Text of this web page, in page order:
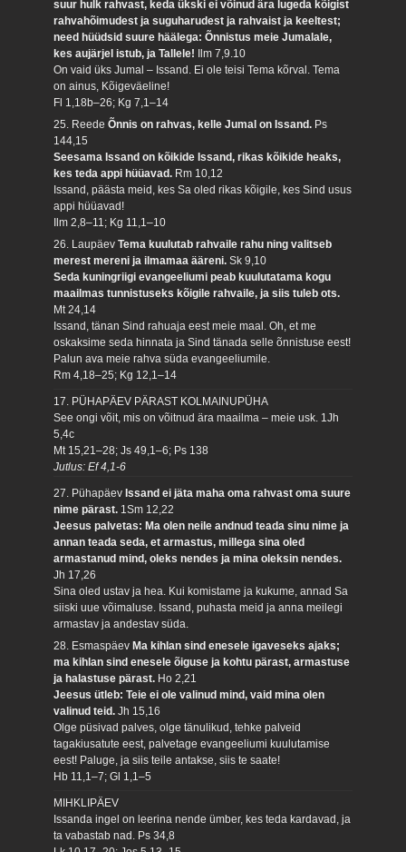
suur hulk rahvast, keda ükski ei võinud ära lugeda kõigist
rahvahõimudest ja suguharudest ja rahvaist ja keeltest;
need hüüdsid suure häälega: Õnnistus meie Jumalale,
kes aujärjel istub, ja Tallele!
Ilm 7,9.10
On vaid üks Jumal – Issand. Ei ole teisi Tema kõrval. Tema
on ainus, Kõigeväeline!
Fl 1,18b–26; Kg 7,1–14
25. ReedeÕnnis on rahvas, kelle Jumal on Issand. Ps
144,15
Seesama Issand on kõikide Issand, rikas kõikide heaks,
kes teda appi hüüavad. Rm 10,12
Issand, päästa meid, kes Sa oled rikas kõigile, kes Sind usus
appi hüüavad!
Ilm 2,8–11; Kg 11,1–10
26. LaupäevTema kuulutab rahvaile rahu ning valitseb
merest mereni ja ilmamaa ääreni.Sk 9,10
Seda kuningriigi evangeeliumi peab kuulutatama kogu
maailmas tunnistuseks kõigile rahvaile, ja siis tuleb ots.
Mt 24,14
Issand, tänan Sind rahuaja eest meie maal. Oh, et me
oskaksime seda hinnata ja Sind tänada selle õnnistuse eest!
Palun ava meie rahva süda evangeeliumile.
Rm 4,18–25; Kg 12,1–14
17. PÜHAPÄEV PÄRAST KOLMAINUPÜHA
See ongi võit, mis on võitnud ära maailma – meie usk. 1Jh
5,4c
Mt 15,21–28; Js 49,1–6; Ps 138
Jutlus: Ef 4,1-6
27. Pühapäev Issand ei jäta maha oma rahvast oma suure
nime pärast. 1Sm 12,22
Jeesus palvetas: Ma olen neile andnud teada sinu nime ja
annan teada seda, et armastus, millega sina oled
armastanud mind, oleks nendes ja mina oleksin nendes.
Jh 17,26
Sina oled ustav ja hea. Kui komistame ja kukume, annad Sa
siiski uue võimaluse. Issand, puhasta meid ja anna meilegi
armastav ja andestav süda.
28. Esmaspäev Ma kihlan sind enesele igaveseks ajaks;
ma kihlan sind enesele õiguse ja kohtu pärast, armastuse
ja halastuse pärast. Ho 2,21
Jeesus ütleb: Teie ei ole valinud mind, vaid mina olen
valinud teid.Jh 15,16
Olge püsivad palves, olge tänulikud, tehke palveid
tagakiusatute eest, palvetage evangeeliumi kuulutamise
eest! Paluge, ja siis teile antakse, siis te saate!
Hb 11,1–7; Gl 1,1–5
MIHKLIPÄEV
Issanda ingel on leerina nende ümber, kes teda kardavad, ja
ta vabastab nad. Ps 34,8